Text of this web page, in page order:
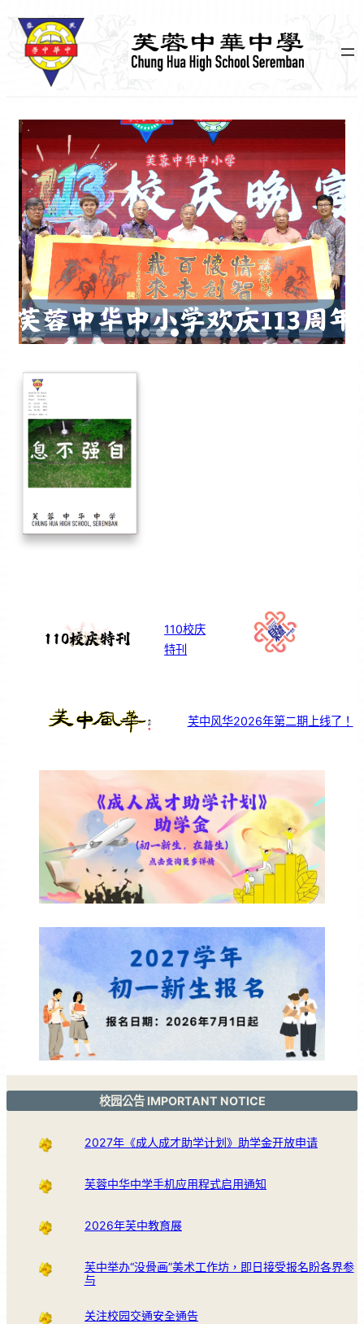
110校庆
特刊
芙中风华2026年第二期上线了！
校园公告 IMPORTANT NOTICE
2027年《成人成才助学计划》助学金开放申请
芙蓉中华中学手机应用程式启用通知
2026年芙中教育展
芙中举办“没骨画”美术工作坊，即日接受报名盼各界参
与
关注校园交通安全通告